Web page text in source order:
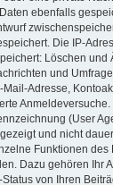
ebenfalls
Die IP-
Löschen und
und
Adresse,
(User
und nicht
Funktionen des
Dazu gehören Ihr
von Ihren